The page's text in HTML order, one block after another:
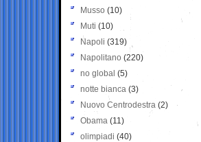
Musso (10)
Muti (10)
Napoli (319)
Napolitano (220)
no global (5)
notte bianca (3)
Nuovo Centrodestra (2)
Obama (11)
olimpiadi (40)